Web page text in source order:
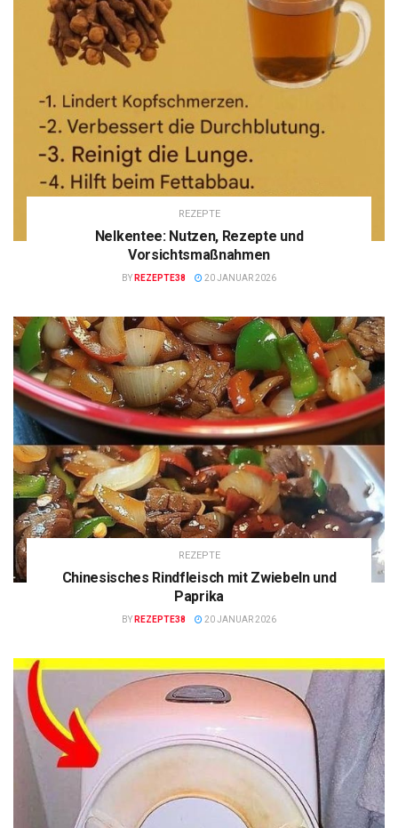
REZEPTE
Nelkentee: Nutzen, Rezepte und
Vorsichtsmaßnahmen
BY REZEPTE38 20 JANUAR 2026
REZEPTE
Chinesisches Rindfleisch mit Zwiebeln und
Paprika
BY REZEPTE38 20 JANUAR 2026